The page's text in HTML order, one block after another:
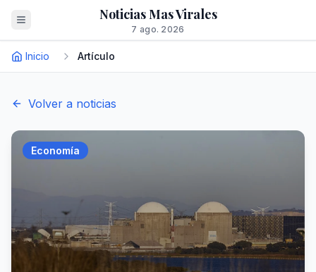
Noticias Mas Virales
7 ago. 2026
Inicio Artículo
Volver a noticias
Economía